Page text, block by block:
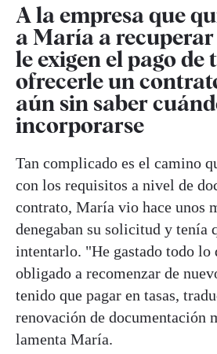
A la empresa que
a María a recuperar
le exigen el pago de
ofrecerle un
aún sin saber
incorporarse
Tan complicado es el camino
con los requisitos a nivel de
contrato, María vio hace unos
denegaban su solicitud y tenía
intentarlo. "He gastado todo lo
obligado a recomenzar de
tenido que pagar en tasas,
renovación de documentación
lamenta María.